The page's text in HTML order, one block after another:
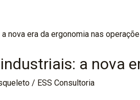
a nova
/ ESS Consultoria